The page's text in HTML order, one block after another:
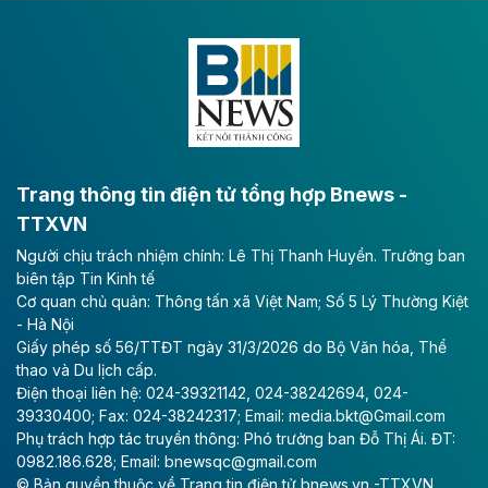
Đông A dài khoảng 25,1 km được kỳ vọng sẽ tạo động
lực phát triển kinh tế - xã hội khu vực phía Nam đồng
Long Thành
Tổng công ty Cảng hàng không Việt Nam - CTCP
(ACV) vừa lập kỷ lục mới về lợi nhuận trong quý
II/2026.
Theo baodautu.vn
Vinaconex lập đỉnh doanh thu
Tổng CTCP Xuất nhập khẩu và Xây dựng Việt Nam
(Vinaconex) đã khép lại nửa đầu năm với doanh thu
thuần gần 7.268 tỷ đồng, tăng 4% so với cùng kỳ và
cũng là mức cao nhất lịch sử hoạt động của doanh
Trang thông tin điện tử tổng hợp Bnews -
TTXVN
Người chịu trách nhiệm chính: Lê Thị Thanh Huyền. Trưởng ban
biên tập Tin Kinh tế
Cơ quan chủ quản: Thông tấn xã Việt Nam; Số 5 Lý Thường Kiệt
- Hà Nội
Giấy phép số 56/TTĐT ngày 31/3/2026 do Bộ Văn hóa, Thể
thao và Du lịch cấp.
Điện thoại liên hệ: 024-39321142, 024-38242694, 024-
39330400; Fax: 024-38242317; Email: media.bkt@Gmail.com
Phụ trách hợp tác truyền thông: Phó trưởng ban Đỗ Thị Ái. ĐT:
0982.186.628; Email: bnewsqc@gmail.com
© Bản quyền thuộc về Trang tin điện tử bnews.vn -TTXVN.